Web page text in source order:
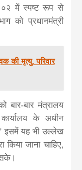
में स्पष्ट रूप से
को प्रधानमंत्री
की मृत्यु, परिवार
बार-बार मंत्रालय
के अधीन
इसमें यह भी उल्लेख
किया जाना चाहिए,